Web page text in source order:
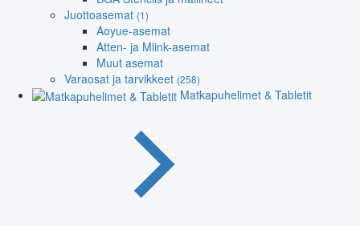
Juottoasemat (1)
Aoyue-asemat
Atten- ja Mlink-asemat
Muut asemat
Varaosat ja tarvikkeet (258)
Matkapuhelimet & Tabletit